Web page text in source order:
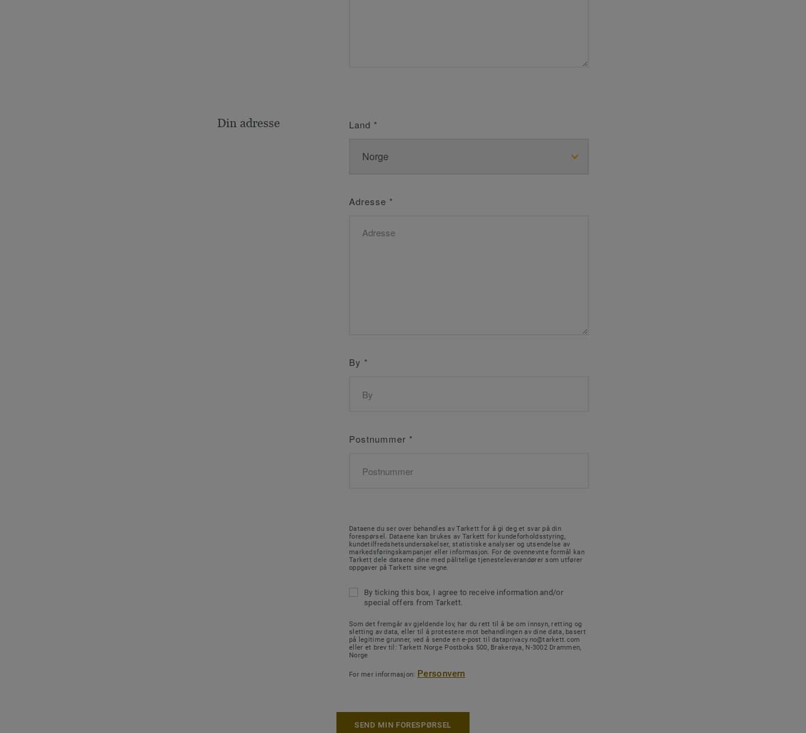
Din adresse Land *
Adresse *
By *
Postnummer *
Dataene du ser over behandles av Tarkett for å gi deg et svar på din
forespørsel. Dataene kan brukes av Tarkett for kundeforholdsstyring,
kundetilfredshetsundersøkelser, statistiske analyser og utsendelse av
markedsføringskampanjer eller informasjon. For de ovennevnte formål kan
Tarkett dele dataene dine med pålitelige tjenesteleverandører som utfører
oppgaver på Tarkett sine vegne.
By ticking this box, I agree to receive information and/or
special offers from Tarkett.
Som det fremgår av gjeldende lov, har du rett til å be om innsyn, retting og
sletting av data, eller til å protestere mot behandlingen av dine data, basert
på legitime grunner, ved å sende en e-post til dataprivacy.no@tarkett.com
eller et brev til: Tarkett Norge Postboks 500, Brakerøya, N-3002 Drammen,
Norge
For mer informasjon: Personvern
SEND MIN FORESPØRSEL